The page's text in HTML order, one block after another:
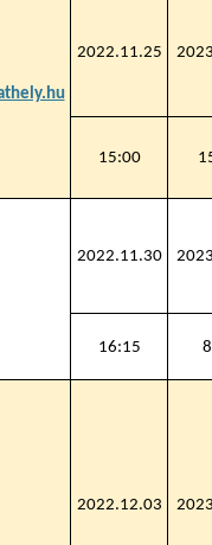
2022.11.25
15:00
2022.11.30
16:15
2022.12.03